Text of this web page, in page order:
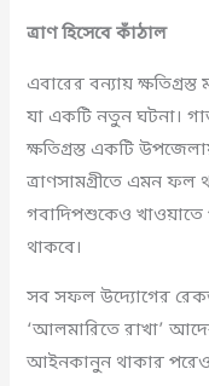
ত্রাণ হিসেবে কাঁঠাল
এবারের বন্যায়
যা একটি নতুন ঘটনা।
ক্ষতিগ্রস্ত একটি
ত্রাণসামগ্রীতে এমন
গবাদিপশুকেও খাওয়াতে
থাকবে।
সব সফল উদ্যোগের
‘আলমারিতে রাখা’
আইনকানুন থাকার পরেও